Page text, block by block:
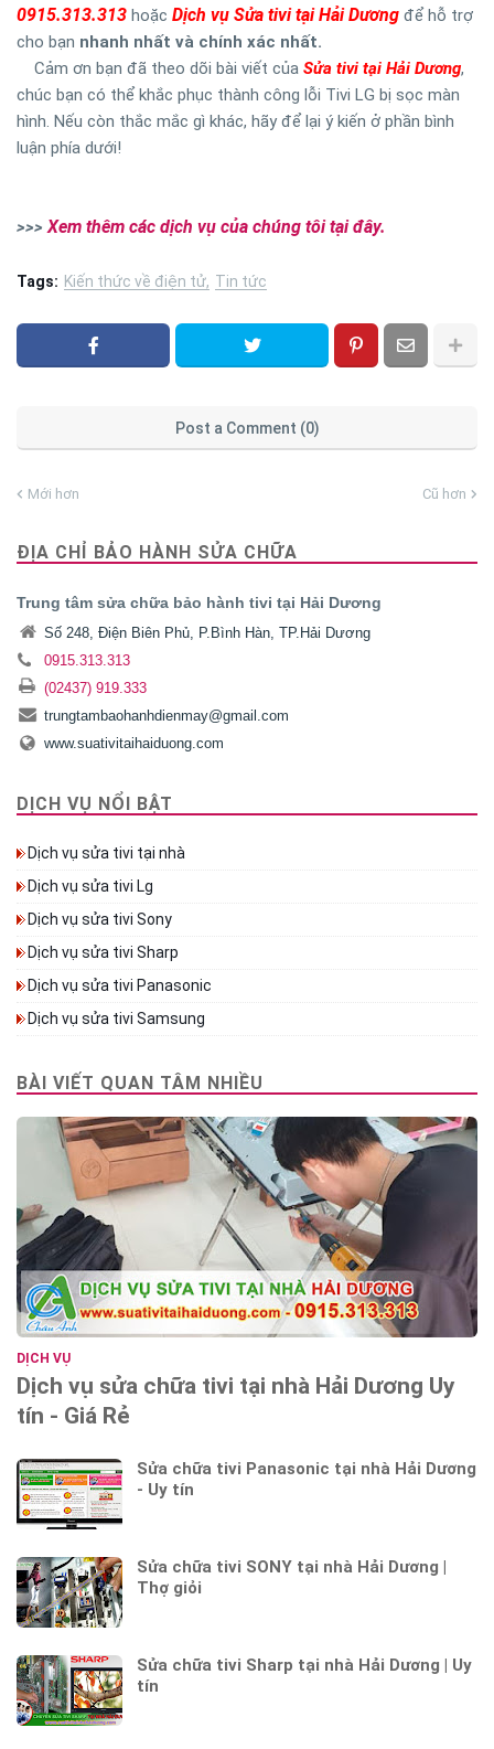
0915.313.313 hoặc Dịch vụ Sửa tivi tại Hải Dương để hỗ trợ
cho bạn nhanh nhất và chính xác nhất.
Cảm ơn bạn đã theo dõi bài viết của Sửa tivi tại Hải Dương,
chúc bạn có thể khắc phục thành công lỗi Tivi LG bị sọc màn
hình. Nếu còn thắc mắc gì khác, hãy để lại ý kiến ở phần bình
luận phía dưới!
>>> Xem thêm các dịch vụ của chúng tôi tại đây.
Tags: Kiến thức về điện tử Tin tức
Post a Comment (0)
Mới hơn Cũ hơn
ĐỊA CHỈ BẢO HÀNH SỬA CHỮA
Trung tâm sửa chữa bảo hành tivi tại Hải Dương
Số 248, Điện Biên Phủ, P.Bình Hàn, TP.Hải Dương
0915.313.313
(02437) 919.333
trungtambaohanhdienmay@gmail.com
www.suativitaihaiduong.com
DỊCH VỤ NỔI BẬT
Dịch vụ sửa tivi tại nhà
Dịch vụ sửa tivi Lg
Dịch vụ sửa tivi Sony
Dịch vụ sửa tivi Sharp
Dịch vụ sửa tivi Panasonic
Dịch vụ sửa tivi Samsung
BÀI VIẾT QUAN TÂM NHIỀU
DỊCH VỤ
Dịch vụ sửa chữa tivi tại nhà Hải Dương Uy
tín - Giá Rẻ
Sửa chữa tivi Panasonic tại nhà Hải Dương
- Uy tín
Sửa chữa tivi SONY tại nhà Hải Dương |
Thợ giỏi
Sửa chữa tivi Sharp tại nhà Hải Dương | Uy
tín